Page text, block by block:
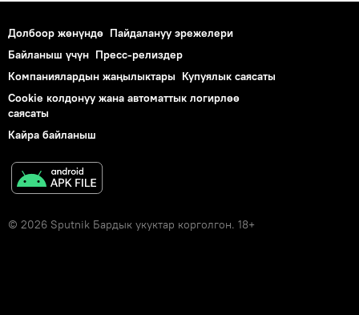
Долбоор жөнүндө Пайдалануу эрежелери
Байланыш үчүн Пресс-релиздер
Компаниялардын жаңылыктары Купуялык саясаты
Cookie колдонуу жана автоматтык логирлөө
саясаты
Кайра байланыш
© 2026 Sputnik Бардык укуктар корголгон. 18+